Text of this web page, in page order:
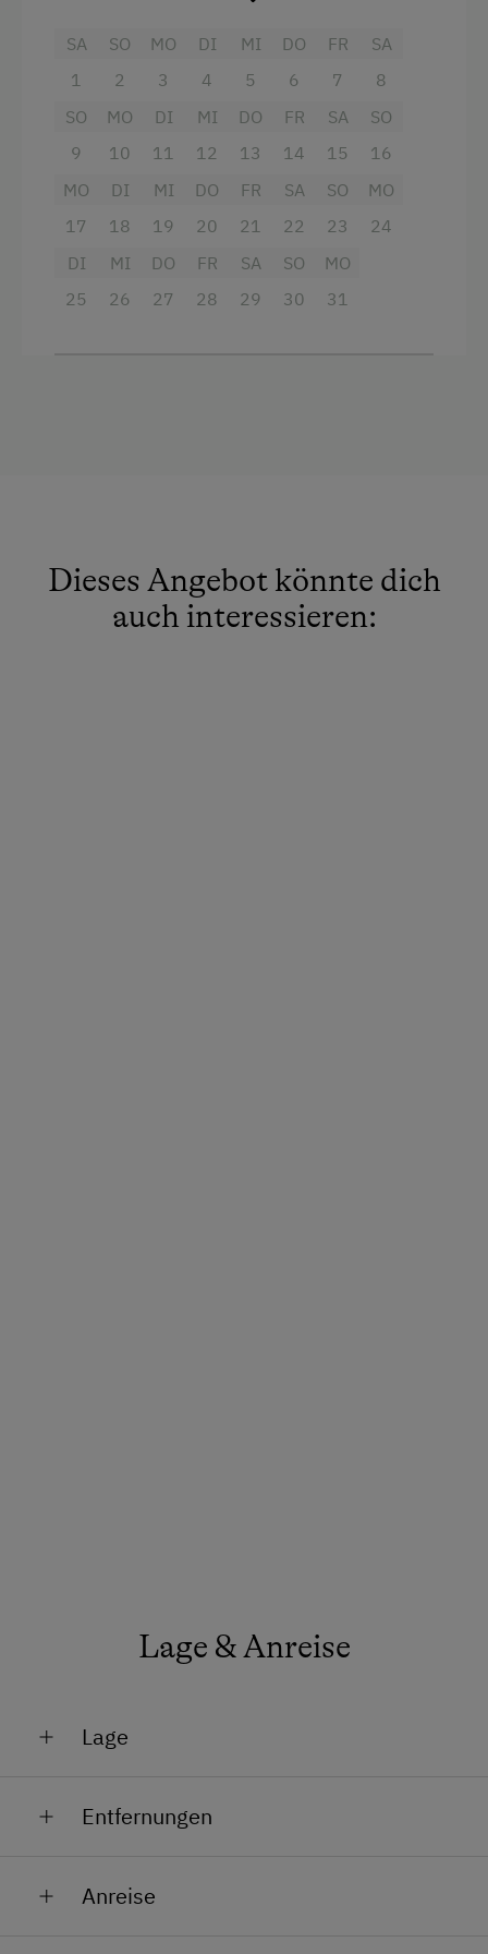
Bergtouren
Klettern
Liegewiese
Radwege
Doppelbett (Queensize)
SA
1
SO
2
MO
3
DI
4
MI
5
DO
6
FR
7
SA
8
SO
9
MO
10
DI
11
MI
12
DO
13
FR
14
SA
15
SO
16
MO
17
DI
18
MI
19
DO
20
FR
21
SA
22
SO
23
MO
24
DI
25
MI
26
DO
27
FR
28
SA
29
SO
30
MO
31
Dieses Angebot könnte dich
auch interessieren:
Lage & Anreise
Lage
Lage im Grünen
Entfernungen
Bushaltestelle in 3.5 km
Anreise